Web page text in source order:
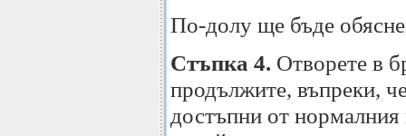
По-долу ще бъде
Стъпка 4. Отворете в
продължите, въпреки,
достъпни от нормалния